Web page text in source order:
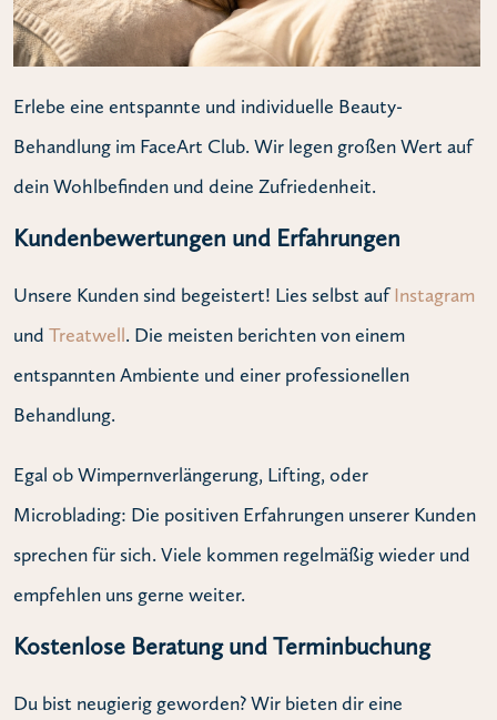
Erlebe eine entspannte und individuelle Beauty-
Behandlung im FaceArt Club. Wir legen großen Wert auf
dein Wohlbefinden und deine Zufriedenheit.
Kundenbewertungen und Erfahrungen
Unsere Kunden sind begeistert! Lies selbst aufInstagram
und Treatwell. Die meisten berichten von einem
entspannten Ambiente und einer professionellen
Behandlung.
Egal ob Wimpernverlängerung, Lifting, oder
Microblading: Die positiven Erfahrungen unserer Kunden
sprechen für sich. Viele kommen regelmäßig wieder und
empfehlen uns gerne weiter.
Kostenlose Beratung und Terminbuchung
Du bist neugierig geworden? Wir bieten dir eine